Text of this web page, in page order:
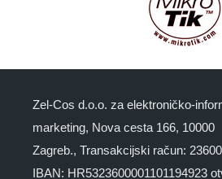
Zel-Cos d.o.o. za elektroničko-
marketing, Nova cesta 166, 10000
Zagreb., Transakcijski račun:
IBAN: HR5323600001101194923